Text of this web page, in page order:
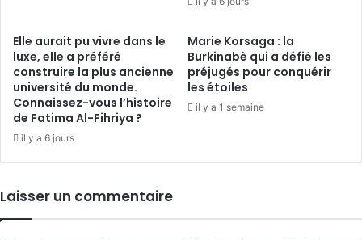
Elle aurait pu vivre dans le
luxe, elle a préféré
construire la plus ancienne
université du monde.
Connaissez-vous l’histoire
de Fatima Al-Fihriya ?
il y a 6 jours
Marie Korsaga : la
Burkinabè qui a défié les
préjugés pour conquérir
les étoiles
il y a 1 semaine
Laisser un commentaire